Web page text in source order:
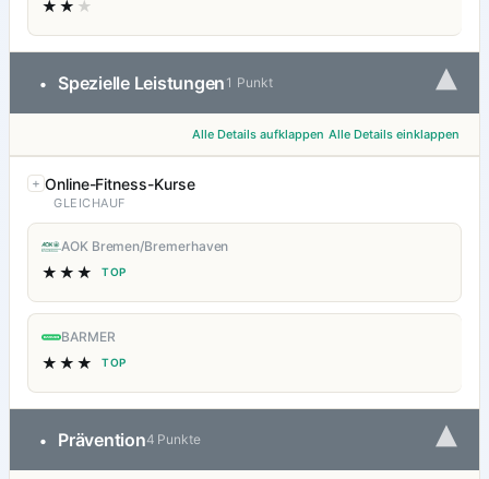
★★ ★
• Spezielle Leistungen 1 Punkt ▾
Alle Details aufklappen Alle Details einklappen
Online-Fitness-Kurse
GLEICHAUF
AOK Bremen/Bremerhaven
★★★ TOP
BARMER
★★★ TOP
• Prävention4 Punkte ▾